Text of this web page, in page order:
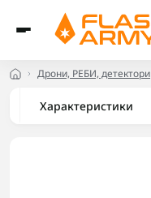
Дрони, РЕБИ, детектори
Характеристики